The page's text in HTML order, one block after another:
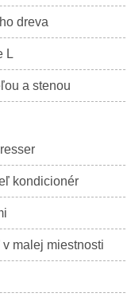
bezpečnosť
služby
vonkajšie stavby
kvety a bylinky
dreva
L
a stenou
kondicionér
malej miestnosti